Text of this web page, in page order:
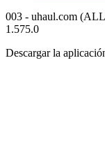
003 - uhaul.com
1.575.0
Descargar la